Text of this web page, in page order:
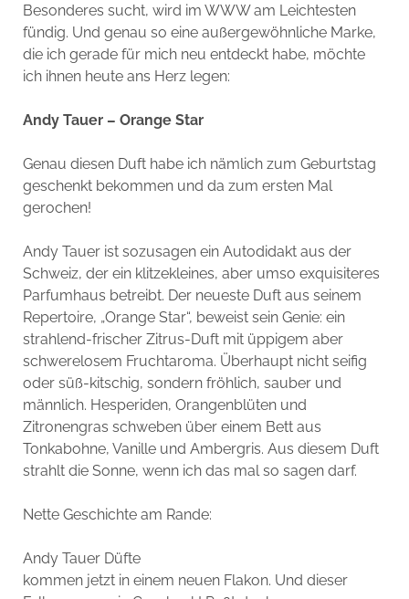
Besonderes sucht, wird im WWW am Leichtesten
fündig. Und genau so eine außergewöhnliche Marke,
die ich gerade für mich neu entdeckt habe, möchte
ich ihnen heute ans Herz legen:
Andy Tauer – Orange Star
Genau diesen Duft habe ich nämlich zum Geburtstag
geschenkt bekommen und da zum ersten Mal
gerochen!
Andy Tauer ist sozusagen ein Autodidakt aus der
Schweiz, der ein klitzekleines, aber umso exquisiteres
Parfumhaus betreibt. Der neueste Duft aus seinem
Repertoire, „Orange Star“, beweist sein Genie: ein
strahlend-frischer Zitrus-Duft mit üppigem aber
schwerelosem Fruchtaroma. Überhaupt nicht seifig
oder süß-kitschig, sondern fröhlich, sauber und
männlich. Hesperiden, Orangenblüten und
Zitronengras schweben über einem Bett aus
Tonkabohne, Vanille und Ambergris. Aus diesem Duft
strahlt die Sonne, wenn ich das mal so sagen darf.
Nette Geschichte am Rande:
Andy Tauer Düfte
kommen jetzt in einem neuen Flakon. Und dieser